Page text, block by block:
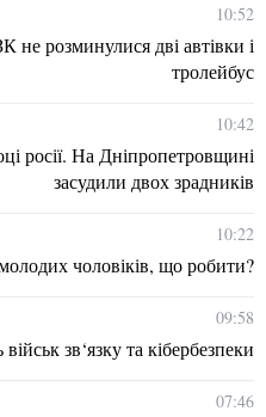
10:52
не розминулися дві автівки і
тролейбус
10:42
росії. На Дніпропетровщині
засудили двох зрадників
10:22
чоловіків, що робити?
09:58
зв‘язку та кібербезпеки
07:46